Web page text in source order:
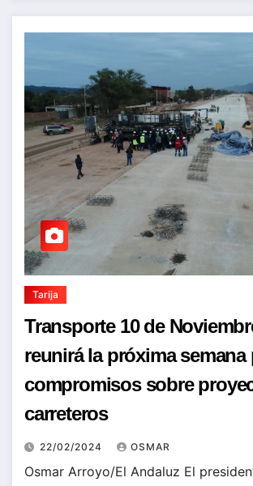
Tarija
Transporte 10 de
reunirá la próxima semana
compromisos sobre
carreteros
22/02/2024 OSMAR
Osmar Arroyo/El Andaluz El